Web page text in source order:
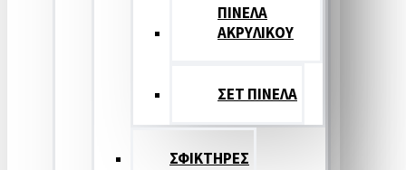
ΠΙΝΕΛΑ
ΑΚΡΥΛΙΚΟΥ
ΣΕΤ ΠΙΝΕΛA
ΣΦΙΚΤΗΡΕΣ